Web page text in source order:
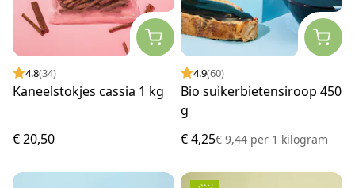
4.8(34)
Kaneelstokjes cassia 1 kg
€ 20,50
4.9(60)
Bio suikerbietensiroop 450
g
€ 4,25€ 9,44 per 1 kilogram